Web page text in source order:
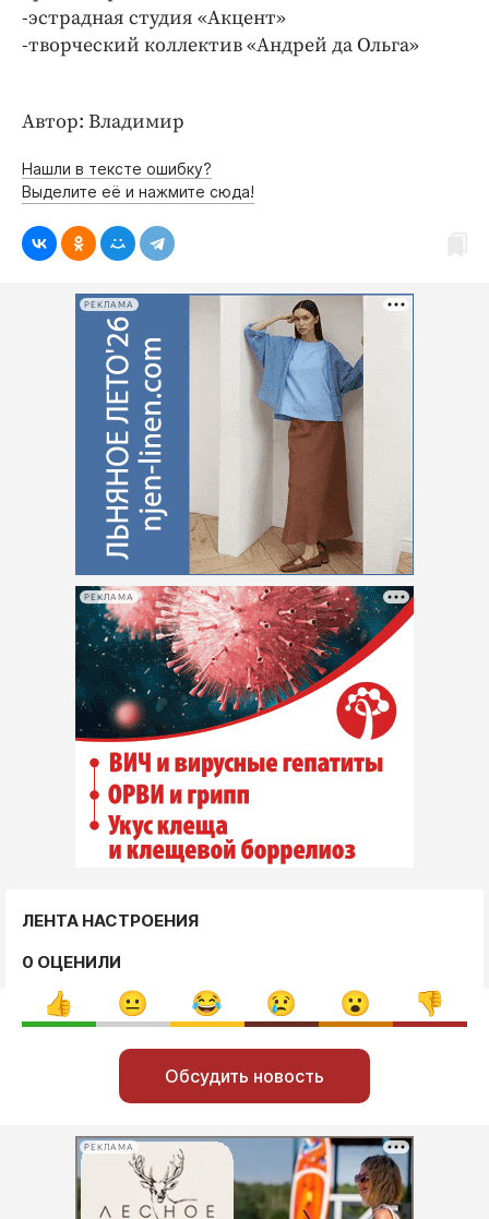
-эстрадная студия «Акцент»
-творческий коллектив «Андрей да Ольга»
Автор: Владимир
Нашли в тексте ошибку?
Выделите её и нажмите сюда!
РЕКЛАМА
РЕКЛАМА
ЛЕНТА НАСТРОЕНИЯ
0 ОЦЕНИЛИ
Обсудить новость
РЕКЛАМА